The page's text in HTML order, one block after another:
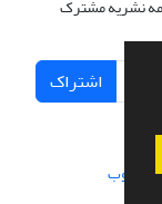
نشریه مشترک
اشتراک
سیناوب